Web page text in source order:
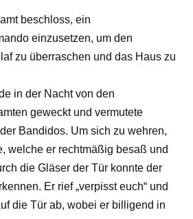
beschloss, ein
einzusetzen, um den
zu überraschen und das Haus zu
in der Nacht von den
geweckt und vermutete
Bandidos. Um sich zu wehren,
welche er rechtmäßig besaß und
die Gläser der Tür konnte der
Er rief „verpisst euch“ und
die Tür ab, wobei er billigend in